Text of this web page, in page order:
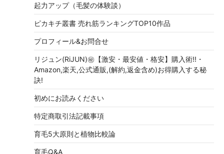
起力アップ（毛髪の体験談）
ピカキチ叢書 売れ筋ランキングTOP10作品
プロフィール&お問合せ
リジュン(RiJUN)㊙【激安・最安値・格安】購入術!!・
Amazon,楽天,公式通販,(解約,返金含め)お得購入する秘
訣!
初めにお読みください
特定商取引法記載事項
育毛5大原則と植物比較論
育毛Q&A